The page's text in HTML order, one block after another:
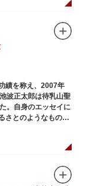
ド、扇子など様々な
績を称え、2007年
波正太郎は待乳山聖
。自身のエッセイに
さとのようなもの
しており、小説の
せています。